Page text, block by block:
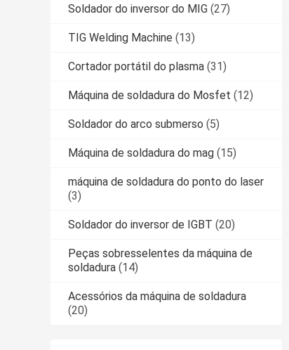
Soldador do inversor do MIG (27)
TIG Welding Machine (13)
Cortador portátil do plasma (31)
Máquina de soldadura do Mosfet (12)
Soldador do arco submerso (5)
Máquina de soldadura do mag (15)
máquina de soldadura do ponto do laser
(3)
Soldador do inversor de IGBT (20)
Peças sobresselentes da máquina de
soldadura (14)
Acessórios da máquina de soldadura
(20)